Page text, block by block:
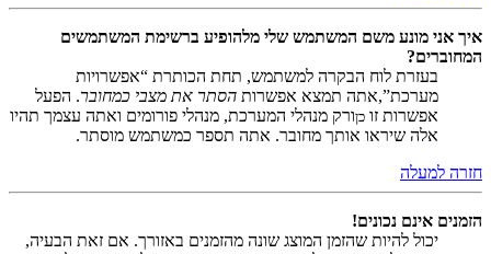
איך אני מונע משם המשתמש שלי מלהופיע ברשימת המשתמשים
המחוברים?
בעזרת לוח הבקרה למשתמש, תחת הכותרת “אפשרויות
מערכת”,אתה תמצא אפשרות הסתר את מצבי כמחובר. הפעל
אפשרות זו כןורק מנהלי המערכת, מנהלי פורומים ואתה עצמך תהיו
אלה שיראו אותך מחובר. אתה תספר כמשתמש מוסתר.
חזרה למעלה
הזמנים אינם נכונים!
יכול להיות שהזמן המוצג שונה מהזמנים באזורך. אם זאת הבעיה,